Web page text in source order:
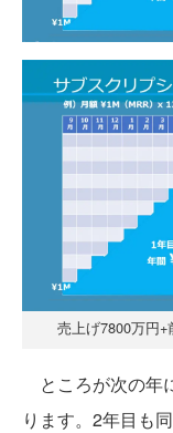
売上げ7800万円+
ところが次の年
ります。2年目も